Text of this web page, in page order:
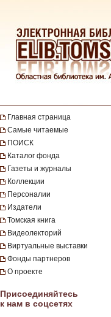
Главная страница
Самые читаемые
ПОИСК
Каталог фонда
Газеты и журналы
Коллекции
Персоналии
Издатели
Томская книга
Видеолекторий
Виртуальные выставки
Фонды партнеров
О проекте
Присоединяйтесь
к нам в соцсетях